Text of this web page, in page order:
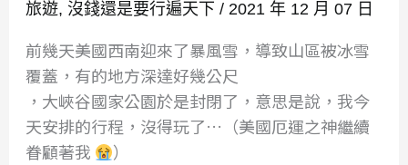
旅遊, 沒錢還是要行遍天下 / 2021 年 12 月 07 日
前幾天美國西南迎來了暴風雪，導致山區被冰雪
覆蓋，有的地方深達好幾公尺
，大峽谷國家公園於是封閉了，意思是說，我今
天安排的行程，沒得玩了…（美國厄運之神繼續
眷顧著我
）